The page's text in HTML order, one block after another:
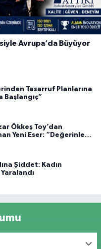
Avrupa’da Büyüyor
Tasarruf Planlarına
Başlangıç”
Ökkeş Toy’dan
Yeni Eser: “Değerinle
Şiddet: Kadın